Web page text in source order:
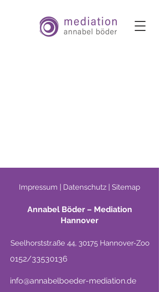
Impressum | Datenschutz | Sitemap
Annabel Böder – Mediation
Hannover
Seelhorststr.aße 44, 30175 Hannover-Zoo
0152/33530136
info@annabelboeder-mediation.de